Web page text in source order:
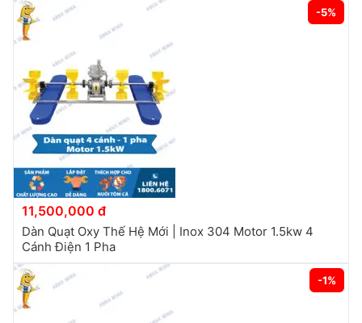
-5%
11,500,000 đ
Dàn Quạt Oxy Thế Hệ Mới | Inox 304 Motor 1.5kw 4
Cánh Điện 1 Pha
-1%